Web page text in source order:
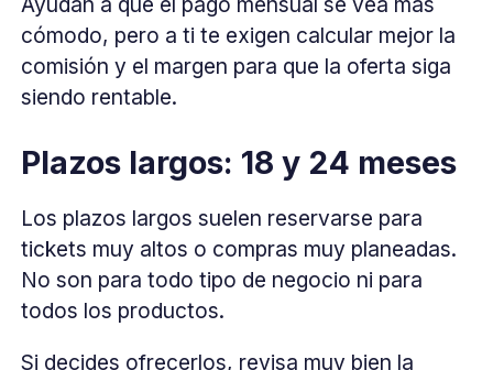
cómodo, pero a ti te exigen calcular mejor la
comisión y el margen para que la oferta siga
siendo rentable.
Plazos largos: 18 y 24 meses
Los plazos largos suelen reservarse para
tickets muy altos o compras muy planeadas.
No son para todo tipo de negocio ni para
todos los productos.
Si decides ofrecerlos, revisa muy bien la